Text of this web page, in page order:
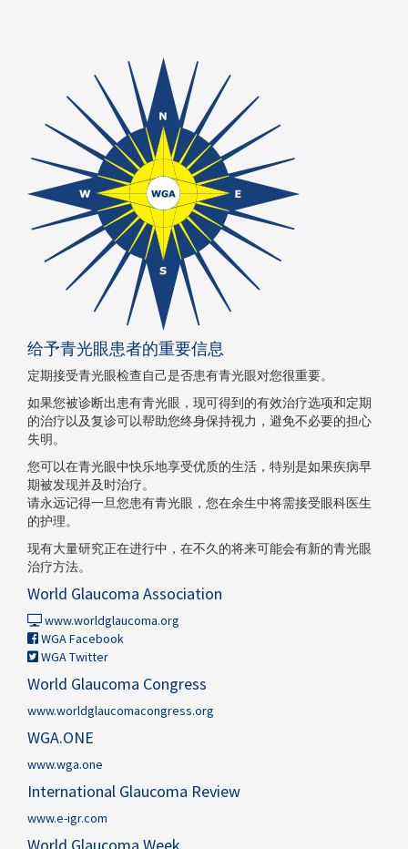
给予青光眼患者的重要信息
定期接受青光眼检查自己是否患有青光眼对您很重要。
如果您被诊断出患有青光眼，现可得到的有效治疗选项和定期
的治疗以及复诊可以帮助您终身保持视力，避免不必要的担心
失明。
您可以在青光眼中快乐地享受优质的生活，特别是如果疾病早
期被发现并及时治疗。
请永远记得一旦您患有青光眼，您在余生中将需接受眼科医生
的护理。
现有大量研究正在进行中，在不久的将来可能会有新的青光眼
治疗方法。
World Glaucoma Association
www.worldglaucoma.org
WGA Facebook
WGA Twitter
World Glaucoma Congress
www.worldglaucomacongress.org
WGA.ONE
www.wga.one
International Glaucoma Review
www.e-igr.com